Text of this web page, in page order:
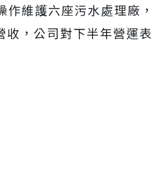
作維護六座污水處理廠，
收，公司對下半年營運表